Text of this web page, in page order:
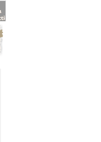
su Zoppis.com ***